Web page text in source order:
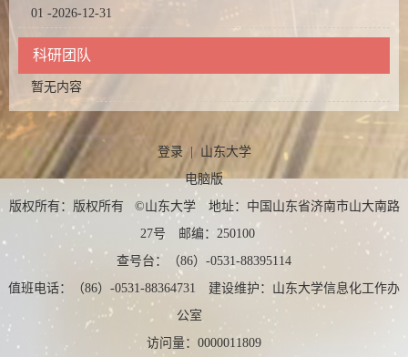
01 -2026-12-31
科研团队
暂无内容
登录
山东大学
电脑版
版权所有：版权所有 ©山东大学 地址：中国山东省济南市山大南路
27号 邮编：250100
查号台：（86）-0531-88395114
值班电话：（86）-0531-88364731 建设维护：山东大学信息化工作办
公室
访问量： 0000011809